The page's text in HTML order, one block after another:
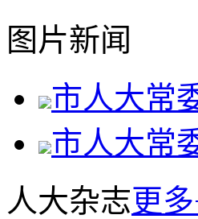
图片新闻
市人大常
市人大常
人大杂志更